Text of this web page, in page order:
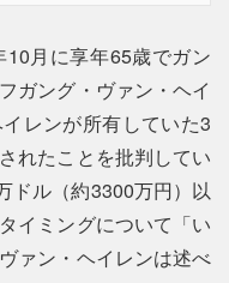
月に享年65歳でガン
ガング・ヴァン・ヘイ
レンが所有していた3
れたことを批判してい
ドル（約3300万円）以
イミングについて「い
ァン・ヘイレンは述べ